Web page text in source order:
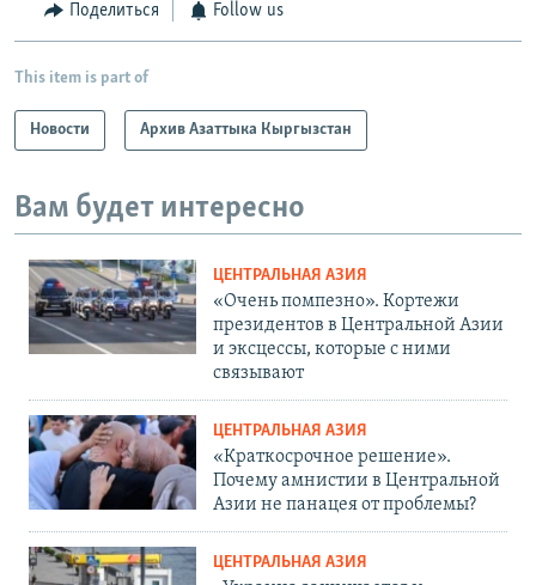
Поделиться Follow us
This item is part of
Новости Архив Азаттыка Кыргызстан
Вам будет интересно
ЦЕНТРАЛЬНАЯ АЗИЯ
«Очень помпезно». Кортежи
президентов в Центральной Азии
и эксцессы, которые с ними
связывают
ЦЕНТРАЛЬНАЯ АЗИЯ
«Краткосрочное решение».
Почему амнистии в Центральной
Азии не панацея от проблемы?
ЦЕНТРАЛЬНАЯ АЗИЯ